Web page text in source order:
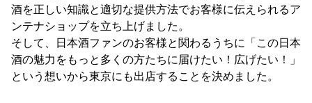
酒を正しい知識と適切な提供方法でお客様に伝えられるア
ンテナショップを立ち上げました。
そして、日本酒ファンのお客様と関わるうちに「この日本
酒の魅力をもっと多くの方たちに届けたい！広げたい！」
という想いから東京にも出店することを決めました。